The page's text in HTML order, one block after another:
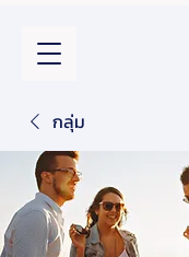
กลุ่ม